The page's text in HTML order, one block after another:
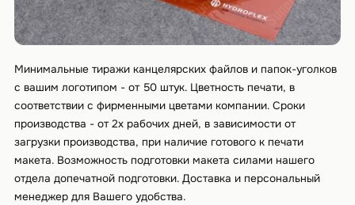
Минимальные тиражи канцелярских файлов и папок-уголков
с вашим логотипом - от 50 штук. Цветность печати, в
соответствии с фирменными цветами компании. Сроки
производства - от 2х рабочих дней, в зависимости от
загрузки производства, при наличие готового к печати
макета. Возможность подготовки макета силами нашего
отдела допечатной подготовки. Доставка и персональный
менеджер для Вашего удобства.